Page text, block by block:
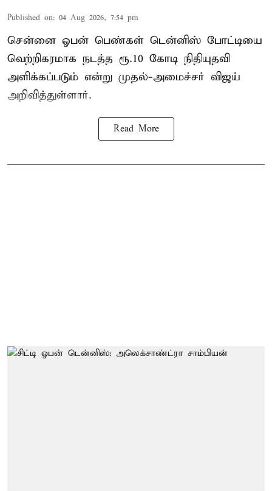
Published on: 04 Aug 2026, 7:54 pm
சென்னை ஓபன் பெண்கள் டென்னிஸ் போட்டியை
வெற்றிகரமாக நடத்த ரூ.10 கோடி நிதியுதவி
அளிக்கப்படும் என்று முதல்-அமைச்சர் விஜய்
அறிவித்துள்ளார்.
Read More